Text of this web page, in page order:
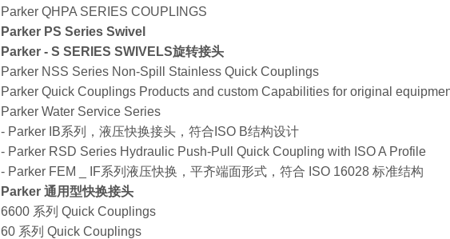
Parker QHPA SERIES COUPLINGS
Parker PS Series Swivel
Parker - S SERIES SWIVELS旋转接头
Parker NSS Series Non-Spill Stainless Quick Couplings
Parker Quick Couplings Products and custom Capabilities for original
Parker Water Service Series
- Parker IB系列，液压快换接头，符合ISO B结构设计
- Parker RSD Series Hydraulic Push-Pull Quick Coupling with ISO A Profile
- Parker FEM _ IF系列液压快换，平齐端面形式，符合 ISO 16028 标准结构
Parker 通用型快换接头
6600 系列 Quick Couplings
60 系列 Quick Couplings